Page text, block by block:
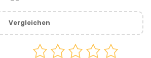
Vergleichen